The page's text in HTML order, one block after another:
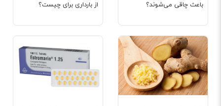
از بارداری برای چیست؟
باعث چاقی می‌شوند؟